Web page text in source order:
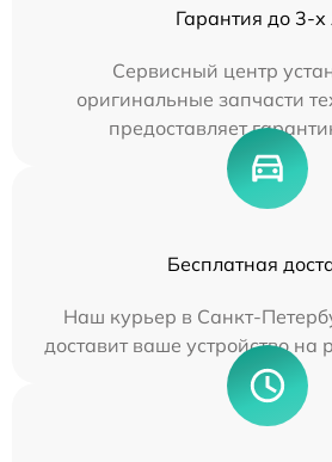
Гарантия до 3-х
Сервисный центр
оригинальные запчасти
предоставляет
Бесплатная
Наш курьер в Санкт-
доставит ваше устройство на